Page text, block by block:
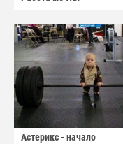
Астерикс - начало